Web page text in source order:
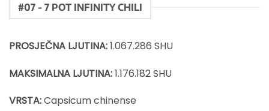
#07 - 7 POT INFINITY CHILI
PROSJEČNA LJUTINA:1.067.286 SHU
MAKSIMALNA LJUTINA:1.176.182 SHU
VRSTA:Capsicum chinense